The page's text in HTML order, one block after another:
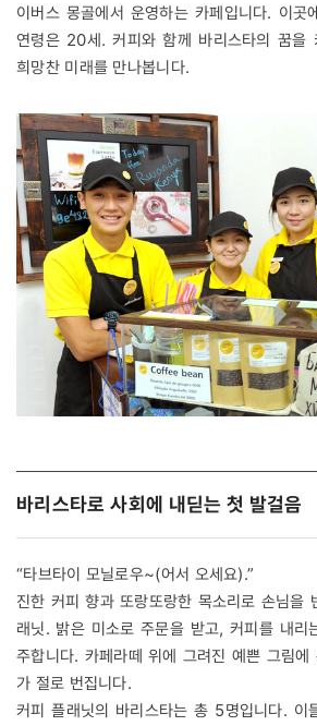
이버스 몽골에서 운영하는 카페입니다. 이곳
연령은 20세. 커피와 함께 바리스타의 꿈을
희망찬 미래를 만나봅니다.
바리스타로 사회에 내딛는 첫 발걸음
“타브타이 모닐로우~(어서 오세요).”
진한 커피 향과 또랑또랑한 목소리로 손님을
래닛. 밝은 미소로 주문을 받고, 커피를 내리
주합니다. 카페라떼 위에 그려진 예쁜 그림
가 절로 번집니다.
커피 플래닛의 바리스타는 총 5명입니다. 이